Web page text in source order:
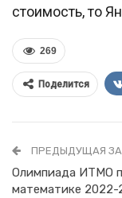
стоимость, то
269
Поделится
ПРЕДЫДУЩАЯ
Олимпиада ИТМО
математике 2022-